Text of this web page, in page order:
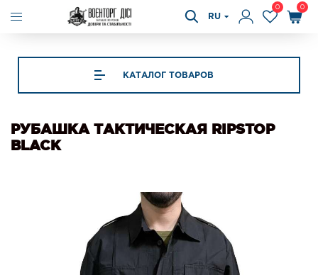
RU
0 0
КАТАЛОГ ТОВАРОВ
РУБАШКА ТАКТИЧЕСКАЯ RIPSTOP
BLACK